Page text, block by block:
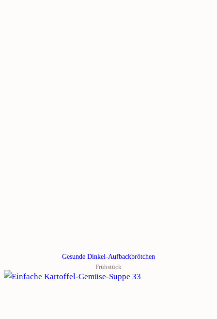
Gesunde Dinkel-Aufbackbrötchen
Frühstück